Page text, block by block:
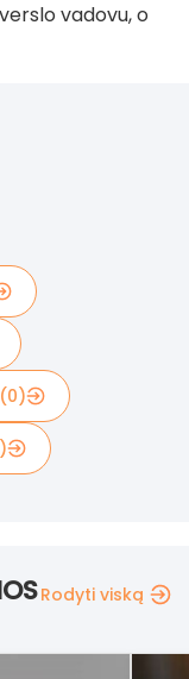
vadovu, o
(0)
Rodyti viską